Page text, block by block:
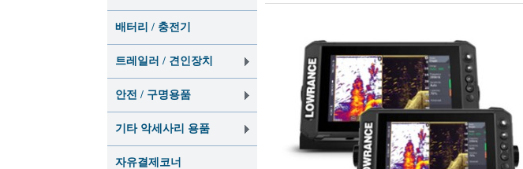
배터리 / 충전기
트레일러 / 견인장치
안전 / 구명용품
기타 악세사리 용품
자유결제코너